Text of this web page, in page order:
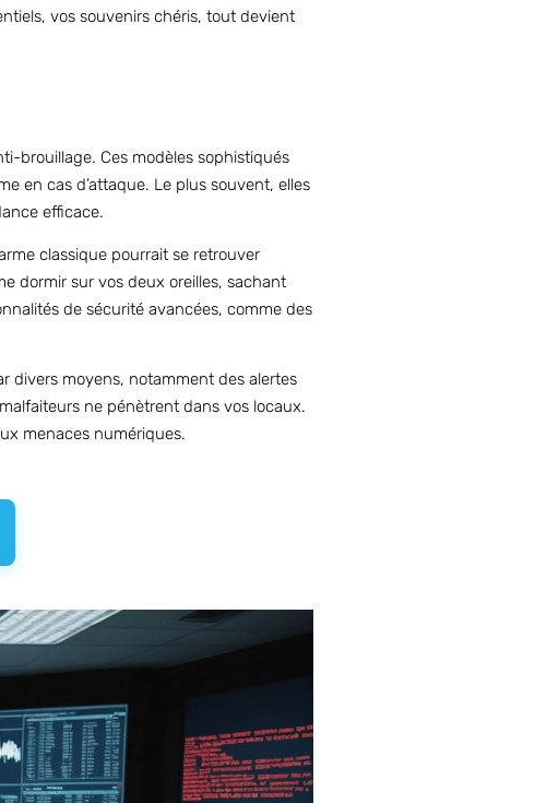
vos souvenirs chéris, tout devient
brouillage. Ces modèles sophistiqués
en cas d’attaque. Le plus souvent, elles
efficace.
classique pourrait se retrouver
dormir sur vos deux oreilles, sachant
de sécurité avancées, comme des
divers moyens, notamment des alertes
ne pénètrent dans vos locaux.
menaces numériques.